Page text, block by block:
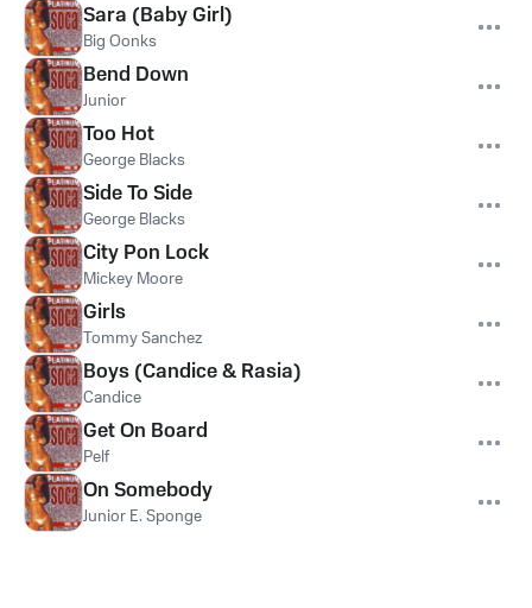
Sara (Baby Girl)
Big Oonks
Bend Down
Junior
Too Hot
George Blacks
Side To Side
George Blacks
City Pon Lock
Mickey Moore
Girls
Tommy Sanchez
Boys (Candice & Rasia)
Candice
Get On Board
Pelf
On Somebody
Junior E. Sponge